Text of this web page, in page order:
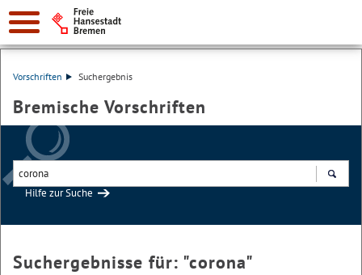
Vorschriften Suchergebnis
Bremische Vorschriften
Hilfe zur Suche
Suchergebnisse für: "corona"